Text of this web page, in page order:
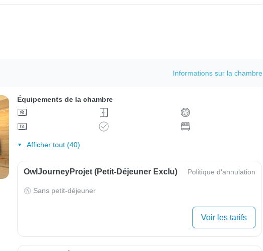
Informations sur la chambre
Équipements de la chambre
Afficher tout (40)
OwlJourneyProjet (petit-Déjeuner Exclu) Politique d'annulation
Sans petit-déjeuner
Voir les tarifs